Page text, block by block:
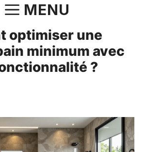
MENU
optimiser une
minimum avec
?